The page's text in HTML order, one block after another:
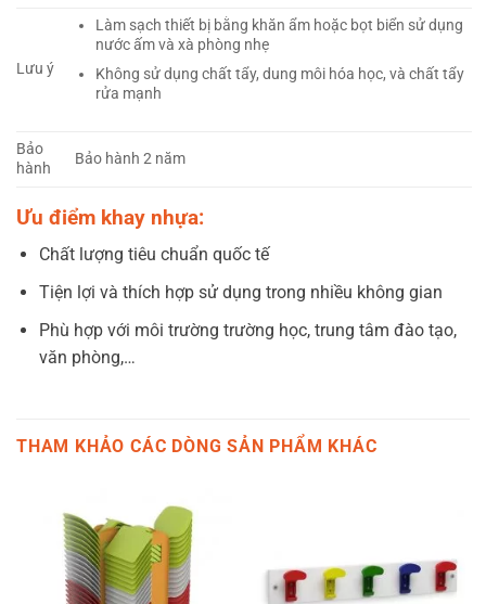
Lưu ý
Làm sạch thiết bị bằng khăn ẩm hoặc bọt biển sử dụng
nước ấm và xà phòng nhẹ
Không sử dụng chất tẩy, dung môi hóa học, và chất tẩy
rửa mạnh
Bảo
hành
Bảo hành 2 năm
Ưu điểm khay nhựa:
Chất lượng tiêu chuẩn quốc tế
Tiện lợi và thích hợp sử dụng trong nhiều không gian
Phù hợp với môi trường trường học, trung tâm đào tạo,
văn phòng,…
THAM KHẢO CÁC DÒNG SẢN PHẨM KHÁC